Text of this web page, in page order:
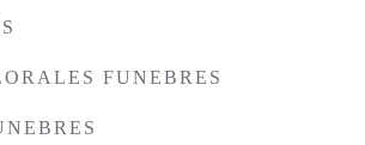
FUNEBRES